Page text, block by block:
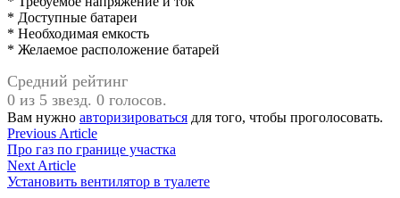
* Доступные батареи
* Необходимая емкость
* Желаемое расположение батарей
Средний рейтинг
0 из 5 звезд. 0 голосов.
Вам нужно авторизироваться для того, чтобы проголосовать.
Навигация
по
записям
Previous ArticlePrevious
article:
Про газ по границе участка
Next ArticleNext
article:
Установить вентилятор в туалете